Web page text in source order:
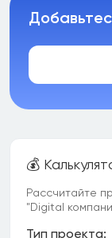
💰
Рассчитайте
"Digital
Тип проекта: